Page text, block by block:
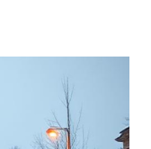
भाषामा मन छुने संगित
गायकी र उनले झंकार
प्रायः फर्केर एकपटक उ...